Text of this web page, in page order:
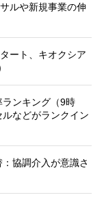
ルや新規事業の伸
ート、キオクシア
ンキング（9時
などがランクイン
協調介入が意識さ